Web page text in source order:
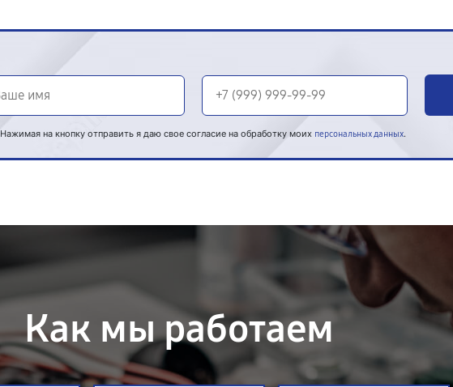
Нажимая на кнопку отправить я даю свое согласие на обработку моих персональных данных.
Как мы работаем